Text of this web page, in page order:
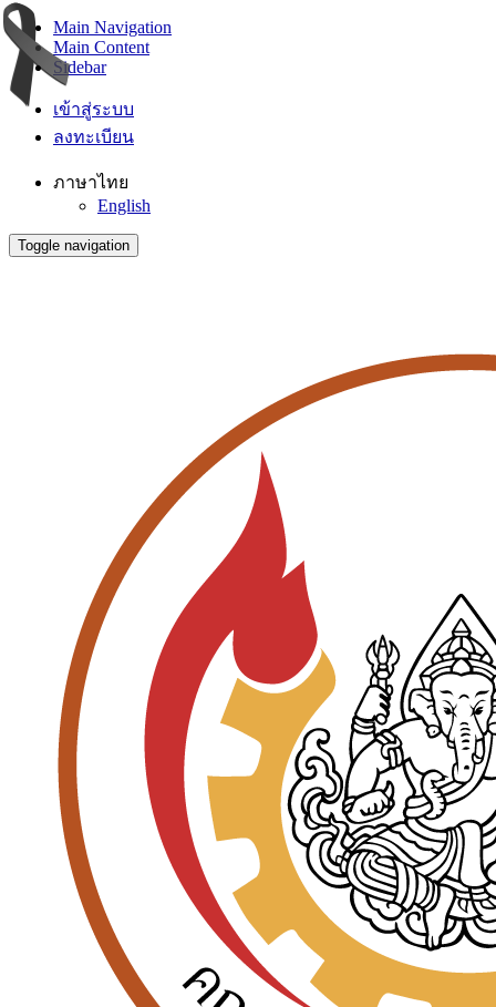
Main Navigation
Main Content
Sidebar
เข้าสู่ระบบ
ลงทะเบียน
ภาษาไทย
English
Toggle navigation